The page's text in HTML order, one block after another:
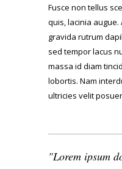
Fusce non tellus
quis, lacinia augue.
gravida rutrum
sed tempor lacus
massa id diam
lobortis. Nam
ultricies velit
Lorem ipsum